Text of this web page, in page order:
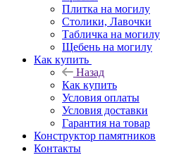
Плитка на могилу
Столики, Лавочки
Табличка на могилу
Щебень на могилу
Как купить
Назад
Как купить
Условия оплаты
Условия доставки
Гарантия на товар
Конструктор памятников
Контакты